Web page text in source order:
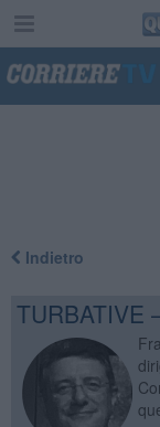
Indietro
TURBATIVE